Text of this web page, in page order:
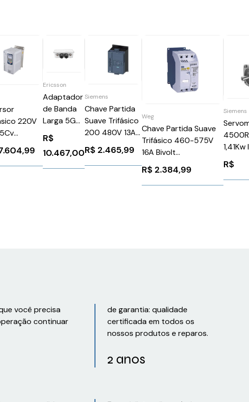
220V
Weg
Ericsson
Adaptador
de Banda
Larga 5G
Externo da
Série
W1855
W1855 5G-
R$
10.467,00
Siemens
Chave Partida
Suave Trifásico
200 480V 13A
24V
3RW52133AC04
Siemens
R$ 2.465,99
Weg
Chave Partida Suave
Trifásico 460-575V
16A Bivolt
SSW050016T4657PPZ
WEG Weg 10686571
R$ 2.384,99
Siemens
R$
você precisa
continuar
de garantia: qualidade
certificada em todos os
nossos produtos e reparos.
2 anos